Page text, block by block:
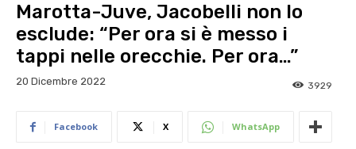
Marotta-Juve, Jacobelli non lo
esclude: “Per ora si è messo i
tappi nelle orecchie. Per ora…”
20 Dicembre 2022 3929
Facebook X WhatsApp